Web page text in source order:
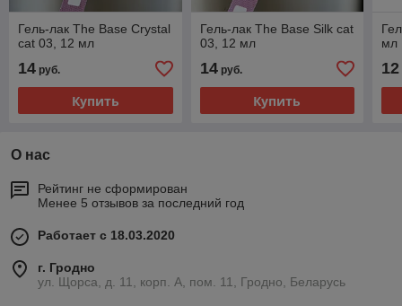
Гель-лак The Base Crystal
cat 03, 12 мл
14 руб.
Купить
Гель-лак The Base Silk cat
03, 12 мл
14руб.
Купить
мл
12
О нас
Рейтинг не сформирован
Менее 5 отзывов за последний год
Работает с 18.03.2020
г. Гродно
ул. Щорса, д. 11, корп. А, пом. 11, Гродно, Беларусь